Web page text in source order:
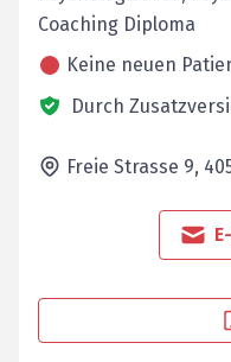
Coaching Diploma
Keine neuen
Durch
Freie Strasse 9,